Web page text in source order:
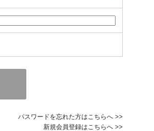
パスワードを忘れた方はこちらへ >>
新規会員登録はこちらへ >>